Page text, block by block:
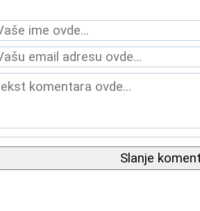
Slanje